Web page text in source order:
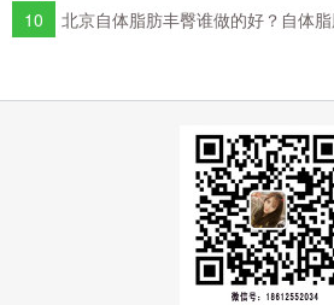
10
北京自体脂肪丰臀谁做的好？自体